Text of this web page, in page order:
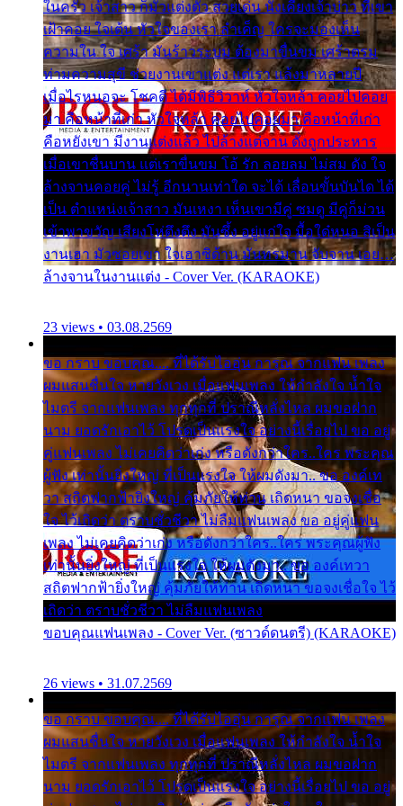
ในครัว เจ้าสาว ก็มัวแต่งตัว สวยเด่น นั่งเคียงเจ้าบ่าว ที่เขา
เฝ้าคอย ใจเต้น หัวใจของเรา ลำเค็ญ ใครจะมองเห็น
ความใน ใจ เศร้า มันร้าวระบม ต้องมาขื่นขม เศร้าตรม
ท่ามความสุขี ช่วยงานเขาแต่ง แต่เรา แล้งมาหลายปี
เมื่อไรหนอจะ โชคดี ได้มีพิธีวิวาห์ หัวใจหล้า คอยไปคอย
มา คือหน้าที่เก่า หัวใจหล้า คอยไปคอยมา คือหน้าที่เก่า
คือหยังเขา มีงานแต่งแล้ว ไปล้างแต่จาน ดั่งถูกประหาร
เมื่อเขาชื่นบาน แต่เราขื่นขม โอ้ รัก ลอยลม ไม่สม ดัง ใจ
ล้างจานคอยคู่ ไม่รู้ อีกนานเท่าใด จะได้ เลื่อนขั้นบันได ได้
เป็น ตำแหน่งเจ้าสาว มันเหงา เห็นเขามีคู่ ซมดู มีคู่ก็ม่วน
เข้าพาขวัญ เสียงโห่ตึงตึง มันซึ้ง อยู่แก่ใจ มื้อใด๋หนอ สิเป็น
งานเฮา มัวซอยเขา ใจเฮาซิด้าน มันทรมาน จับจาน เอย…
ล้างจานในงานแต่ง - Cover Ver. (KARAOKE)
23 views • 03.08.2569
ขอ กราบ ขอบคุณ.... ที่ได้รับไออุ่น การุณ จากแฟน เพลง
ผมแสนชื่นใจ หายวังเวง เมื่อแฟนเพลง ให้กำลังใจ น้ำใจ
ไมตรี จากแฟนเพลง ทุกทุกที่ ปราณีหลั่งไหล ผมขอฝาก
นาม ยอดรักเอาไว้ โปรดเป็นแรงใจ อย่างนี้เรื่อยไป ขอ อยู่
คู่แฟนเพลง ไม่เคยคิดว่าเก่ง หรือดังกว่าใคร..ใคร พระคุณ
ผู้ฟัง เท่านั้นยิ่งใหญ่ ที่เป็นแรงใจ ให้ผมดังมา.. ขอ องค์เท
วา สถิตฟากฟ้ายิ่งใหญ่ คุ้มภัยให้ท่าน เถิดหนา ขอจงเชื่อ
ใจ ไว้เถิดว่า ตราบชั่วชีวา ไม่ลืมแฟนเพลง ขอ อยู่คู่แฟน
เพลง ไม่เคยคิดว่าเก่ง หรือดังกว่าใคร..ใคร พระคุณผู้ฟัง
เท่านั้นยิ่งใหญ่ ที่เป็นแรงใจ ให้ผมดังมา.. ขอ องค์เทวา
สถิตฟากฟ้ายิ่งใหญ่ คุ้มภัยให้ท่าน เถิดหนา ขอจงเชื่อใจ ไว้
เถิดว่า ตราบชั่วชีวา ไม่ลืมแฟนเพลง
ขอบคุณแฟนเพลง - Cover Ver. (ซาวด์ดนตรี) (KARAOKE)
26 views • 31.07.2569
ขอ กราบ ขอบคุณ.... ที่ได้รับไออุ่น การุณ จากแฟน เพลง
ผมแสนชื่นใจ หายวังเวง เมื่อแฟนเพลง ให้กำลังใจ น้ำใจ
ไมตรี จากแฟนเพลง ทุกทุกที่ ปราณีหลั่งไหล ผมขอฝาก
นาม ยอดรักเอาไว้ โปรดเป็นแรงใจ อย่างนี้เรื่อยไป ขอ อยู่